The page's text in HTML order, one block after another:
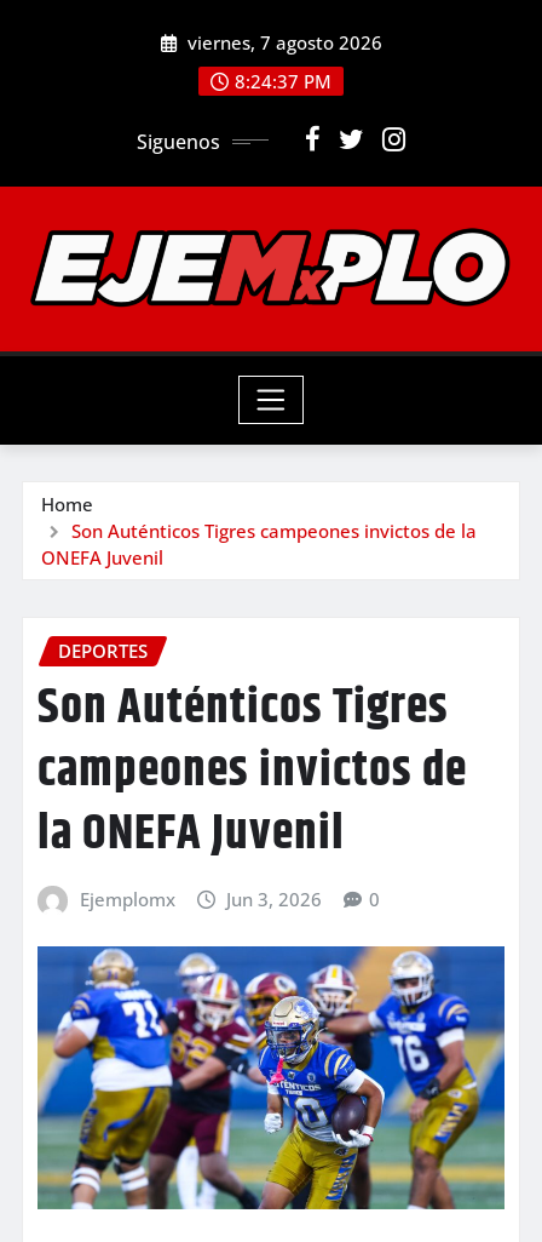
viernes, 7 agosto 2026
8:24:39 PM
Siguenos
Home
Son Auténticos Tigres campeones invictos de la
ONEFA Juvenil
DEPORTES
Son Auténticos Tigres
campeones invictos de
la ONEFA Juvenil
Ejemplomx Jun 3, 2026 0